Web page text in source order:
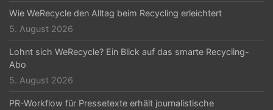
Wie WeRecycle den Alltag beim Recycling erleichtert
5. August 2026
Lohnt sich WeRecycle? Ein Blick auf das smarte Recycling-
Abo
5. August 2026
PR-Workflow für Pressetexte erhält journalistische